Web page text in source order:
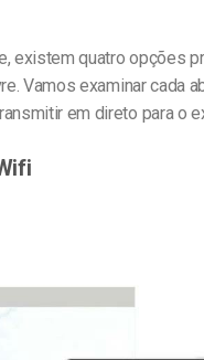
existem quatro opções
Vamos examinar cada
em direto para o